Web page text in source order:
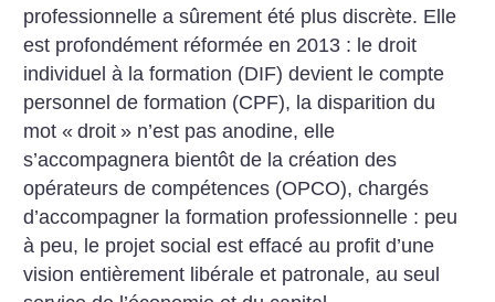
professionnelle a sûrement été plus discrète. Elle
est profondément réformée en 2013 : le droit
individuel à la formation (DIF) devient le compte
personnel de formation (CPF), la disparition du
mot « droit » n’est pas anodine, elle
s’accompagnera bientôt de la création des
opérateurs de compétences (OPCO), chargés
d’accompagner la formation professionnelle : peu
à peu, le projet social est effacé au profit d’une
vision entièrement libérale et patronale, au seul